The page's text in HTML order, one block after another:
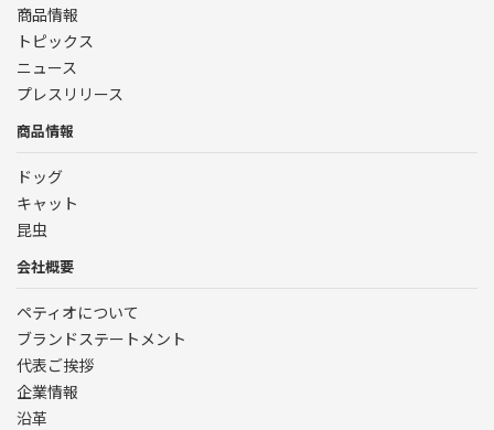
商品情報
トピックス
ニュース
プレスリリース
商品情報
ドッグ
キャット
昆虫
会社概要
ペティオについて
ブランドステートメント
代表ご挨拶
企業情報
沿革